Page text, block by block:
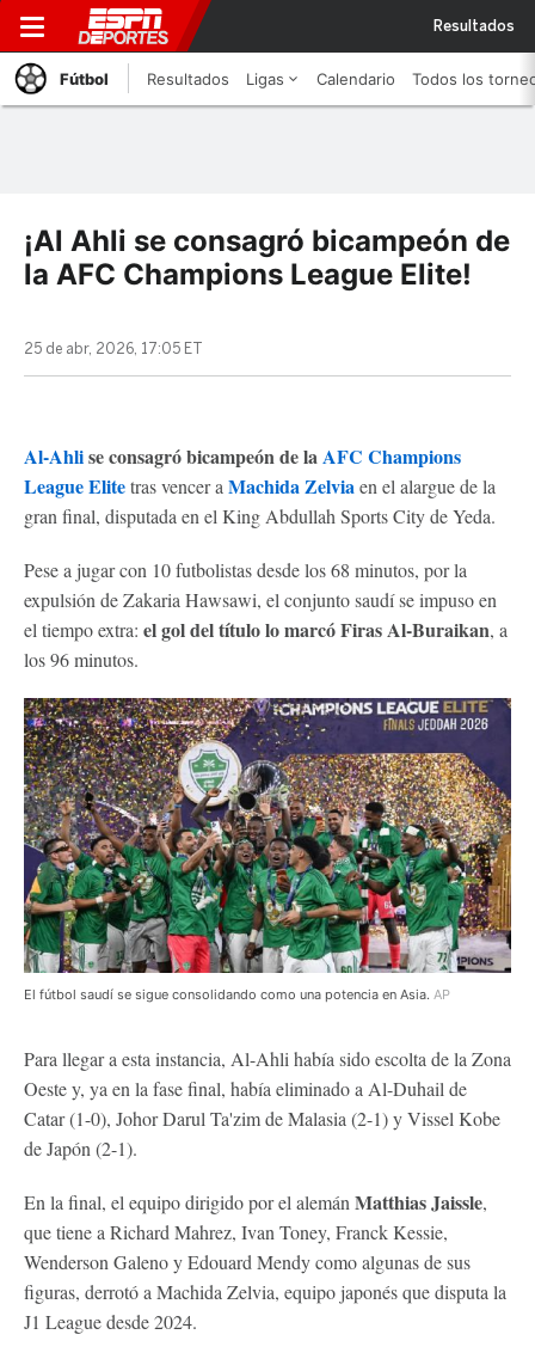
Resultados
Fútbol Resultados Ligas Calendario Todos los
¡Al Ahli se consagró bicampeón de
la AFC Champions League Elite!
25 de abr, 2026, 17:05 ET
Al-Ahlise consagró bicampeón de laAFC Champions
League Elitetras vencer a Machida Zelviaen el alargue de la
gran final, disputada en el King Abdullah Sports City de Yeda.
Pese a jugar con 10 futbolistas desde los 68 minutos, por la
expulsión de Zakaria Hawsawi, el conjunto saudí se impuso en
el tiempo extra: el gol del título lo marcó Firas Al-Buraikan, a
los 96 minutos.
El fútbol saudí se sigue consolidando como una potencia en Asia. AP
Para llegar a esta instancia, Al-Ahli había sido escolta de la Zona
Oeste y, ya en la fase final, había eliminado a Al-Duhail de
Catar (1-0), Johor Darul Ta'zim de Malasia (2-1) y Vissel Kobe
de Japón (2-1).
En la final, el equipo dirigido por el alemán Matthias Jaissle,
que tiene a Richard Mahrez, Ivan Toney, Franck Kessie,
Wenderson Galeno y Edouard Mendy como algunas de sus
figuras, derrotó a Machida Zelvia, equipo japonés que disputa la
J1 League desde 2024.